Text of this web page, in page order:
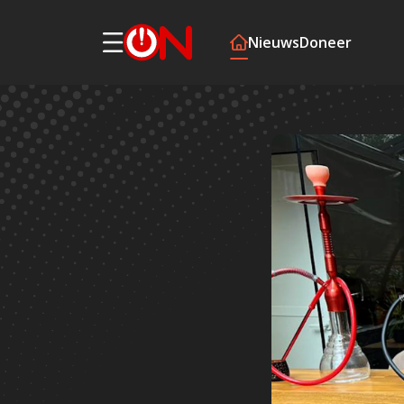
NieuwsDoneer